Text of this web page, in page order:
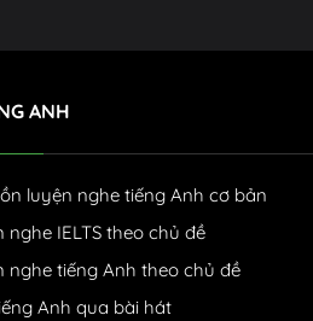
ANH
luyện nghe tiếng Anh cơ bản
nghe IELTS theo chủ đề
nghe tiếng Anh theo chủ đề
Anh qua bài hát